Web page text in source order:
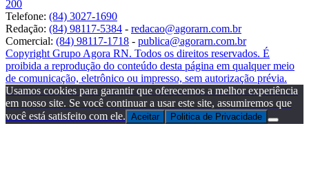
200
Telefone: (84) 3027-1690
Redação: (84) 98117-5384 - redacao@agorarn.com.br
Comercial: (84) 98117-1718 - publica@agorarn.com.br
Copyright Grupo Agora RN. Todos os direitos reservados. É
proibida a reprodução do conteúdo desta página em qualquer meio
de comunicação, eletrônico ou impresso, sem autorização prévia.
Usamos cookies para garantir que oferecemos a melhor experiência
em nosso site. Se você continuar a usar este site, assumiremos que
você está satisfeito com ele. Aceitar Politica de Privacidade